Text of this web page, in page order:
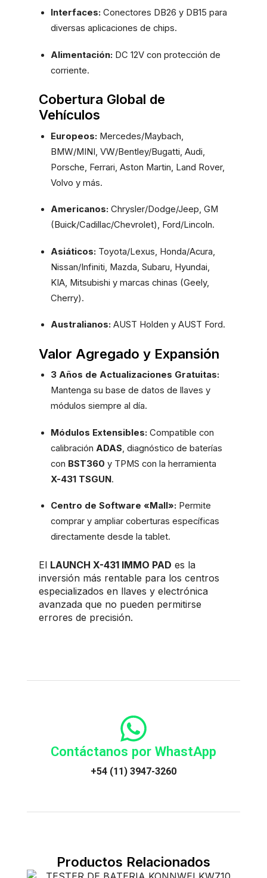
Interfaces: Conectores DB26 y DB15 para
diversas aplicaciones de chips.
Alimentación: DC 12V con protección de
corriente.
Cobertura Global de
Vehículos
Europeos: Mercedes/Maybach,
BMW/MINI, VW/Bentley/Bugatti, Audi,
Porsche, Ferrari, Aston Martin, Land Rover,
Volvo y más.
Americanos: Chrysler/Dodge/Jeep, GM
(Buick/Cadillac/Chevrolet), Ford/Lincoln.
Asiáticos: Toyota/Lexus, Honda/Acura,
Nissan/Infiniti, Mazda, Subaru, Hyundai,
KIA, Mitsubishi y marcas chinas (Geely,
Cherry).
Australianos: AUST Holden y AUST Ford.
Valor Agregado y Expansión
3 Años de Actualizaciones Gratuitas:
Mantenga su base de datos de llaves y
módulos siempre al día.
Módulos Extensibles: Compatible con
calibración ADAS, diagnóstico de baterías
con BST360 y TPMS con la herramienta
X-431 TSGUN.
Centro de Software «Mall»: Permite
comprar y ampliar coberturas específicas
directamente desde la tablet.
El LAUNCH X-431 IMMO PAD es la
inversión más rentable para los centros
especializados en llaves y electrónica
avanzada que no pueden permitirse
errores de precisión.
Contáctanos por WhastApp
+54 (11) 3947-3260
Productos Relacionados